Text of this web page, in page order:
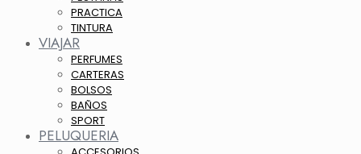
PRACTICA
TINTURA
VIAJAR
PERFUMES
CARTERAS
BOLSOS
BAÑOS
SPORT
PELUQUERIA